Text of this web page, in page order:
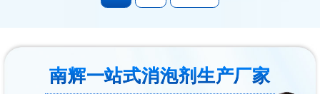
南辉一站式消泡剂生产厂家